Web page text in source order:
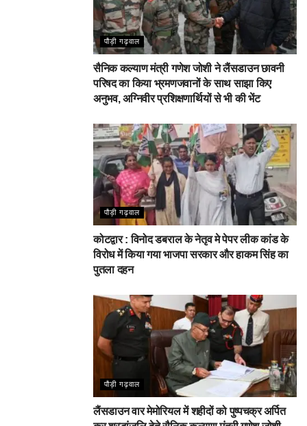
पौड़ी गढ़वाल
सैनिक कल्याण मंत्री गणेश जोशी ने लैंसडाउन छावनी
परिषद का किया भ्रमणजवानों के साथ साझा किए
अनुभव, अग्निवीर प्रशिक्षणार्थियों से भी की भेंट
पौड़ी गढ़वाल
कोटद्वार : विनोद डबराल के नेतृव मे पेपर लीक कांड के
विरोध में किया गया भाजपा सरकार और हाकम सिंह का
पुतला दहन
पौड़ी गढ़वाल
लैंसडाउन वार मेमोरियल में शहीदों को पुष्पचक्र अर्पित